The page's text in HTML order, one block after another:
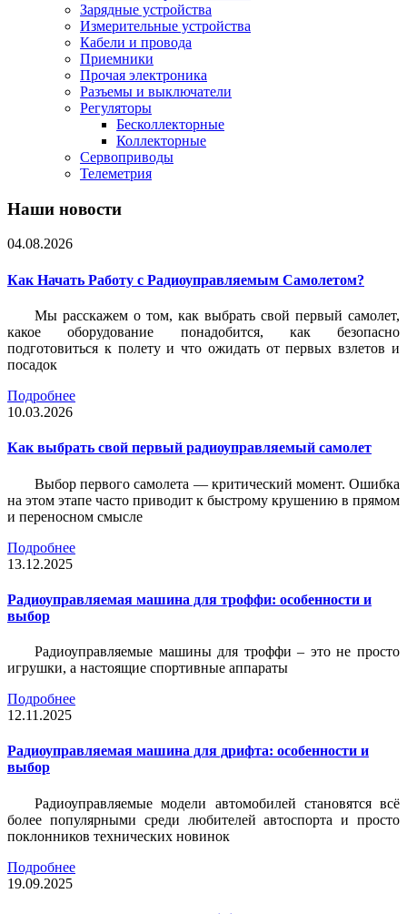
Зарядные устройства
Измерительные устройства
Кабели и провода
Приемники
Прочая электроника
Разъемы и выключатели
Регуляторы
Бесколлекторные
Коллекторные
Сервоприводы
Телеметрия
Наши новости
04.08.2026
Как Начать Работу с Радиоуправляемым Самолетом?
Мы расскажем о том, как выбрать свой первый самолет,
какое оборудование понадобится, как безопасно
подготовиться к полету и что ожидать от первых взлетов и
посадок
Подробнее
10.03.2026
Как выбрать свой первый радиоуправляемый самолет
Выбор первого самолета — критический момент. Ошибка
на этом этапе часто приводит к быстрому крушению в прямом
и переносном смысле
Подробнее
13.12.2025
Радиоуправляемая машина для троффи: особенности и
выбор
Радиоуправляемые машины для троффи – это не просто
игрушки, а настоящие спортивные аппараты
Подробнее
12.11.2025
Радиоуправляемая машина для дрифта: особенности и
выбор
Радиоуправляемые модели автомобилей становятся всё
более популярными среди любителей автоспорта и просто
поклонников технических новинок
Подробнее
19.09.2025